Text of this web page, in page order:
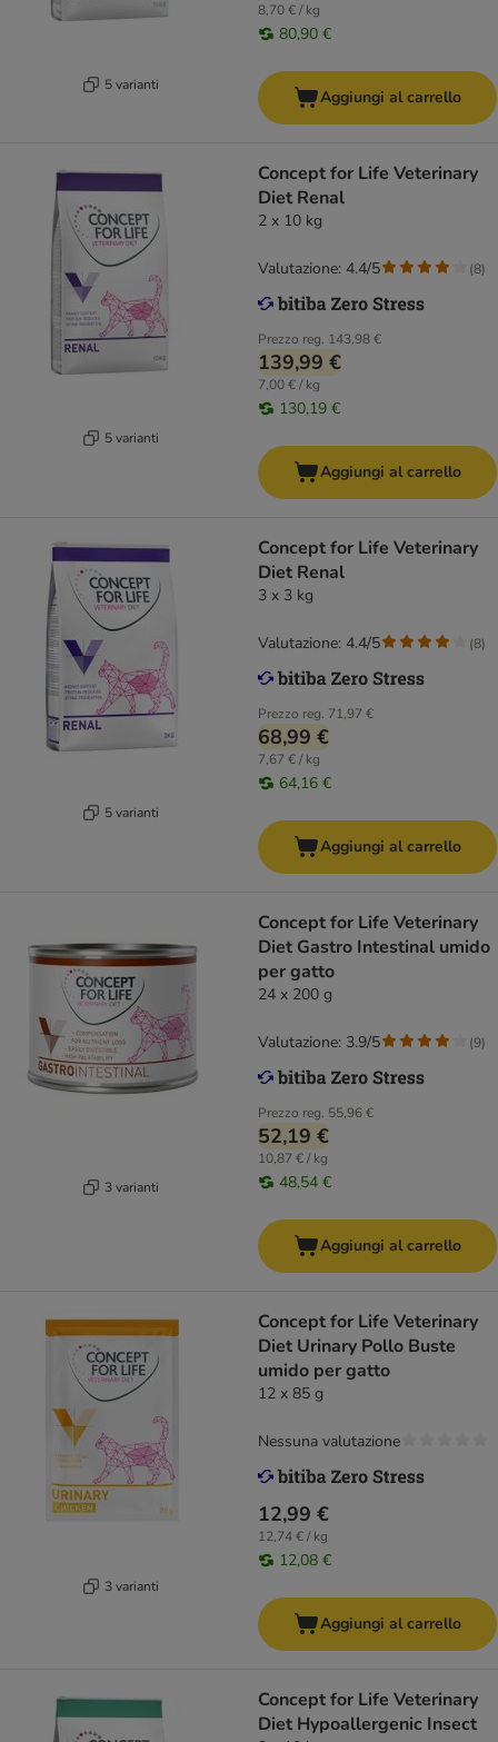
5 varianti
8,70 € / kg
80,90 €
Aggiungi al carrello
5 varianti
Concept for Life Veterinary
Diet Renal
2 x 10 kg
Prezzo reg. 143,98 €
139,99 €
7,00 € / kg
130,19 €
Valutazione: 4.4/5 (8)
Aggiungi al carrello
5 varianti
Concept for Life Veterinary
Diet Renal
3 x 3 kg
Prezzo reg. 71,97 €
68,99 €
7,67 € / kg
64,16 €
Valutazione: 4.4/5 (8)
Aggiungi al carrello
3 varianti
Concept for Life Veterinary
Diet Gastro Intestinal umido
per gatto
24 x 200 g
Prezzo reg. 55,96 €
52,19 €
10,87 € / kg
48,54 €
Valutazione: 3.9/5 (9)
Aggiungi al carrello
3 varianti
Concept for Life Veterinary
Diet Urinary Pollo Buste
umido per gatto
12 x 85 g
12,99 €
12,74 € / kg
12,08 €
Nessuna valutazione
Aggiungi al carrello
Concept for Life Veterinary
Diet Hypoallergenic Insect